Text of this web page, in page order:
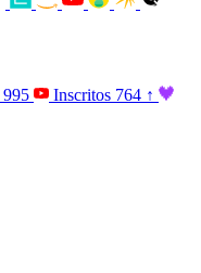
995 Inscritos 764 ↑